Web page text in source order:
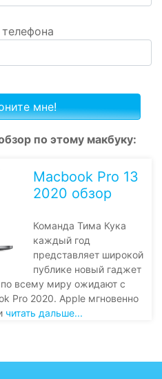
по этому макбуку:
Macbook Pro 13
2020 обзор
Команда Тима Кука
каждый год
представляет широкой
публике новый гаджет
всему миру ожидают с
Pro 2020. Apple мгновенно
читать дальше...